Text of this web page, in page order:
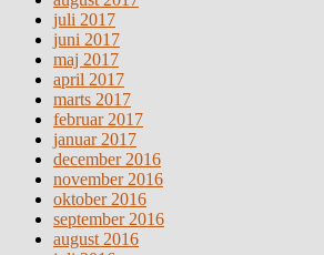
juli 2017
juni 2017
maj 2017
april 2017
marts 2017
februar 2017
januar 2017
december 2016
november 2016
oktober 2016
september 2016
august 2016